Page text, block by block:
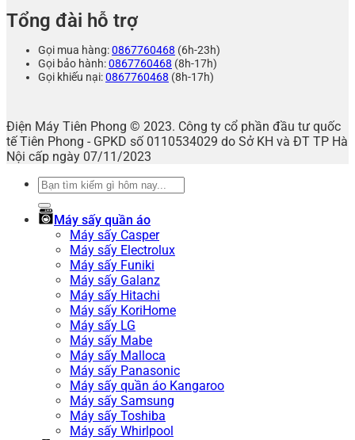
Tổng đài hỗ trợ
Gọi mua hàng:0867760468 (6h-23h)
Gọi bảo hành:0867760468 (8h-17h)
Gọi khiếu nại:0867760468 (8h-17h)
Điện Máy Tiên Phong © 2023. Công ty cổ phần đầu tư quốc
tế Tiên Phong - GPKD số 0110534029 do Sở KH và ĐT TP Hà
Nội cấp ngày 07/11/2023
Tìm
Máy sấy quần áo
Máy sấy Casper
Máy sấy Electrolux
Máy sấy Funiki
Máy sấy Galanz
Máy sấy Hitachi
Máy sấy KoriHome
Máy sấy LG
Máy sấy Mabe
Máy sấy Malloca
Máy sấy Panasonic
Máy sấy quần áo Kangaroo
Máy sấy Samsung
Máy sấy Toshiba
Máy sấy Whirlpool